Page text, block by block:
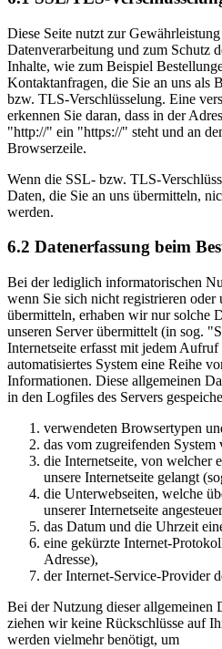
Diese Seite nutzt zur
Datenverarbeitung und zum Schutz
Inhalte, wie zum Beispiel
Kontaktanfragen, die Sie an uns als
bzw. TLS-Verschlüsselung. Eine
erkennen Sie daran, dass in der
"http://" ein "https://" steht und an
Browserzeile.
Wenn die SSL- bzw. TLS-
Daten, die Sie an uns übermitteln,
werden.
6.2 Datenerfassung beim
Bei der lediglich informatorischen
wenn Sie sich nicht registrieren
übermitteln, erhaben wir nur solche
unseren Server übermittelt (in sog.
Internetseite erfasst mit jedem
automatisiertes System eine Reihe
Informationen. Diese allgemeinen
in den Logfiles des Servers
verwendeten Browsertypen
das vom zugreifenden System
die Internetseite, von welcher
unsere Internetseite gelangt
die Unterwebseiten, welche
unserer Internetseite
das Datum und die Uhrzeit
eine gekürzte Internet-
Adresse),
der Internet-Service-Provider
Bei der Nutzung dieser allgemeinen
ziehen wir keine Rückschlüsse auf
werden vielmehr benötigt, um